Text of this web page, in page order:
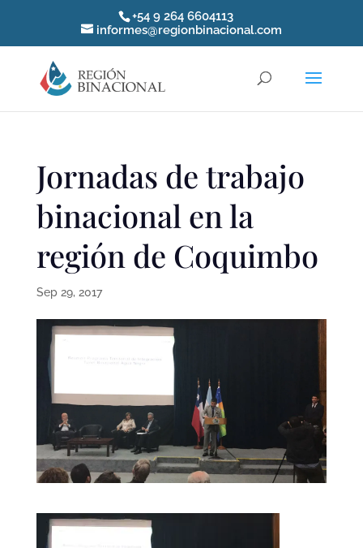
+54 9 264 6604113
informes@regionbinacional.com
Jornadas de trabajo
binacional en la
región de Coquimbo
Sep 29, 2017